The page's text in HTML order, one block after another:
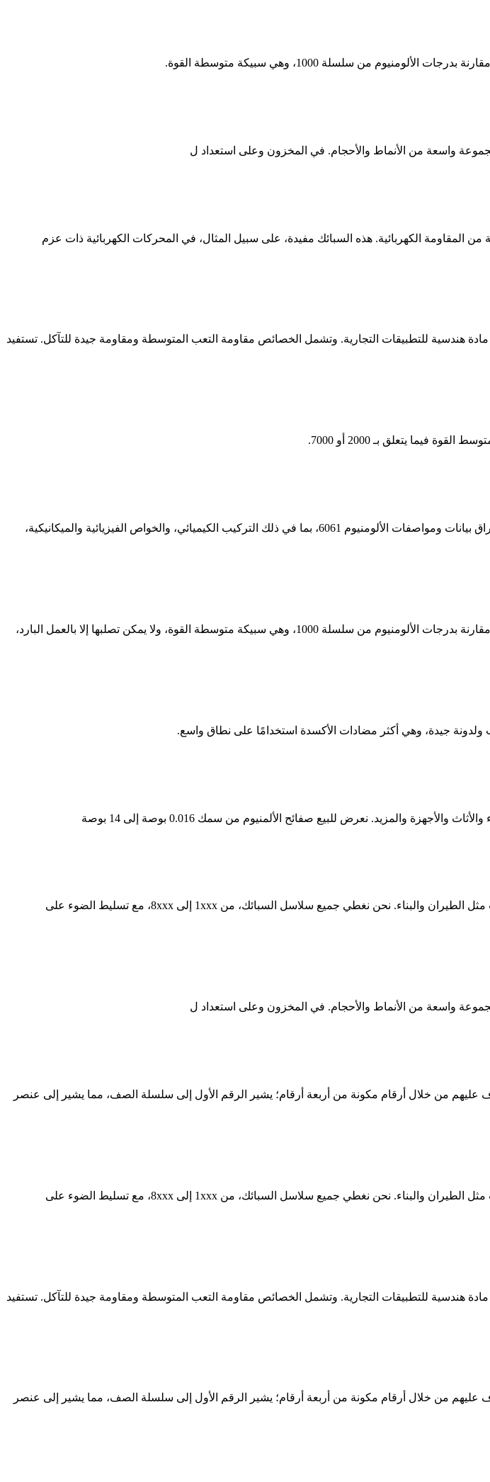
المقاومة الكهربائية. هذه السبائك مفيدة، على سبيل المثال، في المحركات الكهربائية ذات عزم
سبائك السيليكون والمغنيسيوم متوسطة إلى عالية القوة كعناصر صناعة السبائك الرئيسية. لدينا 6061 مادة هندسية للتطبيقات التجارية. وتشمل الخصائص مقاومة التعب المتوسطة ومقاومة جيدة للتآكل. تستفيد
فيما يتعلق بـ 2000 أو 7000.
6061 خصائص سبائك الألومنيوم، مواصفات ورقة البيانات. تلخص الجداول والقوائم التالية خصائص وأوراق بيانات ومواصفات الألومنيوم 6061، بما في ذلك التركيب الكيميائي، والخواص الفيزيائية والميكانيكية،
تحتوي سبائك الألومنيوم 3003 على ما يقرب من 1.25% منجنيز و0.1% من النحاس، مما يزيد من قوتها مقارنة بدرجات الألومنيوم من سلسلة 1000، وهي سبيكة متوسطة القوة، ولا يمكن تصلبها إلا بالعمل البارد،
والمزيد. نعرض للبيع صفائح الألمنيوم من سمك 0.016 بوصة إلى 14 بوصة
يوضح دليل شركة HDM التنوع الذي لا مثيل له لسبائك صفائح الألومنيوم، والتي تعد ضرورية لقطاعات مثل الطيران والبناء. نحن نغطي جميع سلاسل السبائك، من 1xxx إلى 8xxx، مع تسليط الضوء على
عليهم من خلال أرقام مكونة من أربعة أرقام؛ يشير الرقم الأول إلى سلسلة الصف، مما يشير إلى عنصر
يوضح دليل شركة HDM التنوع الذي لا مثيل له لسبائك صفائح الألومنيوم، والتي تعد ضرورية لقطاعات مثل الطيران والبناء. نحن نغطي جميع سلاسل السبائك، من 1xxx إلى 8xxx، مع تسليط الضوء على
سبائك السيليكون والمغنيسيوم متوسطة إلى عالية القوة كعناصر صناعة السبائك الرئيسية. لدينا 6061 مادة هندسية للتطبيقات التجارية. وتشمل الخصائص مقاومة التعب المتوسطة ومقاومة جيدة للتآكل. تستفيد
عليهم من خلال أرقام مكونة من أربعة أرقام؛ يشير الرقم الأول إلى سلسلة الصف، مما يشير إلى عنصر